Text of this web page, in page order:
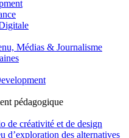
Médias & Journalisme
pédagogique
de créativité et de design
d’exploration des alternatives